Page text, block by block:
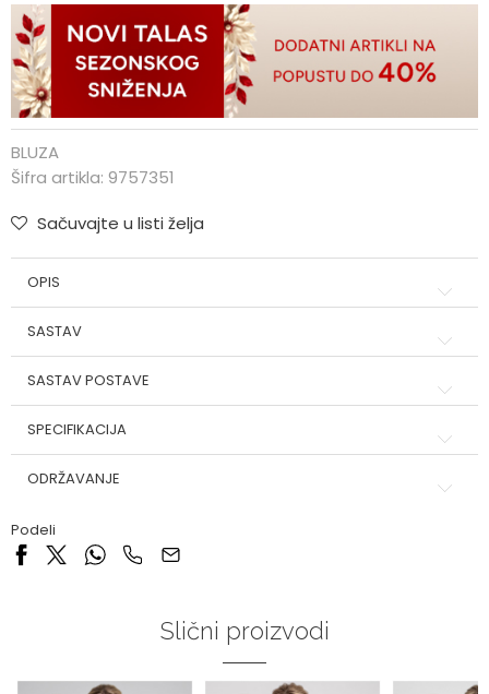
BLUZA
Šifra artikla: 9757351
Sačuvajte u listi želja
OPIS
SASTAV
SASTAV POSTAVE
SPECIFIKACIJA
ODRŽAVANJE
Podeli
Slični proizvodi